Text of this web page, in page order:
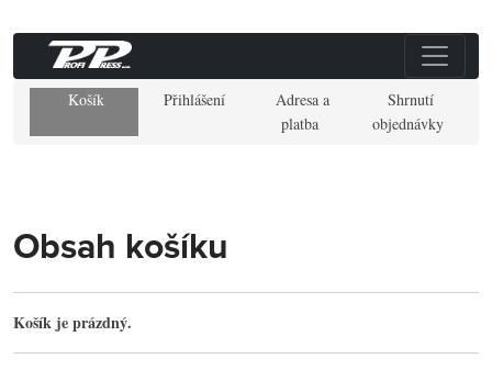
Košík Přihlášení
Adresa a
platba
Shrnutí
objednávky
Obsah košíku
Košík je prázdný.